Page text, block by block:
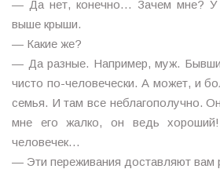
— Да нет, конечно… Зачем мне? У
выше крыши.
— Какие же?
— Да разные. Например, муж.
чисто по-человечески. А может, и
семья. И там все неблагополучно.
мне его жалко, он ведь
человечек…
— Эти переживания доставляют вам